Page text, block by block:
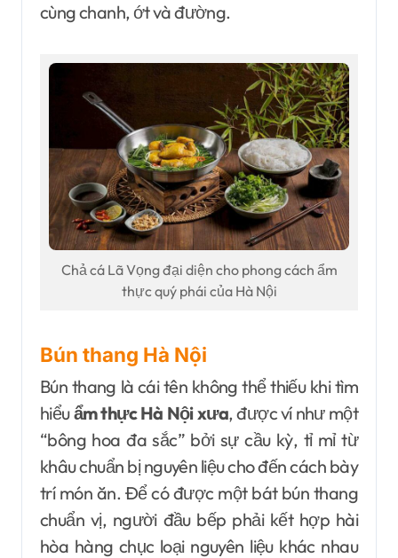
cùng chanh, ớt và đường.
Chả cá Lã Vọng đại diện cho phong cách ẩm
thực quý phái của Hà Nội
Bún thang Hà Nội
Bún thang là cái tên không thể thiếu khi tìm
hiểuẩm thực Hà Nội xưa, được ví như một
“bông hoa đa sắc” bởi sự cầu kỳ, tỉ mỉ từ
khâu chuẩn bị nguyên liệu cho đến cách bày
trí món ăn. Để có được một bát bún thang
chuẩn vị, người đầu bếp phải kết hợp hài
hòa hàng chục loại nguyên liệu khác nhau